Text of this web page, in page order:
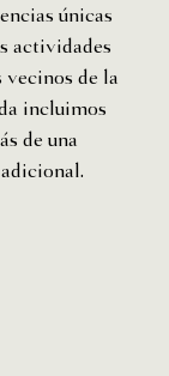
únicas
actividades
vecinos de la
incluimos
de una